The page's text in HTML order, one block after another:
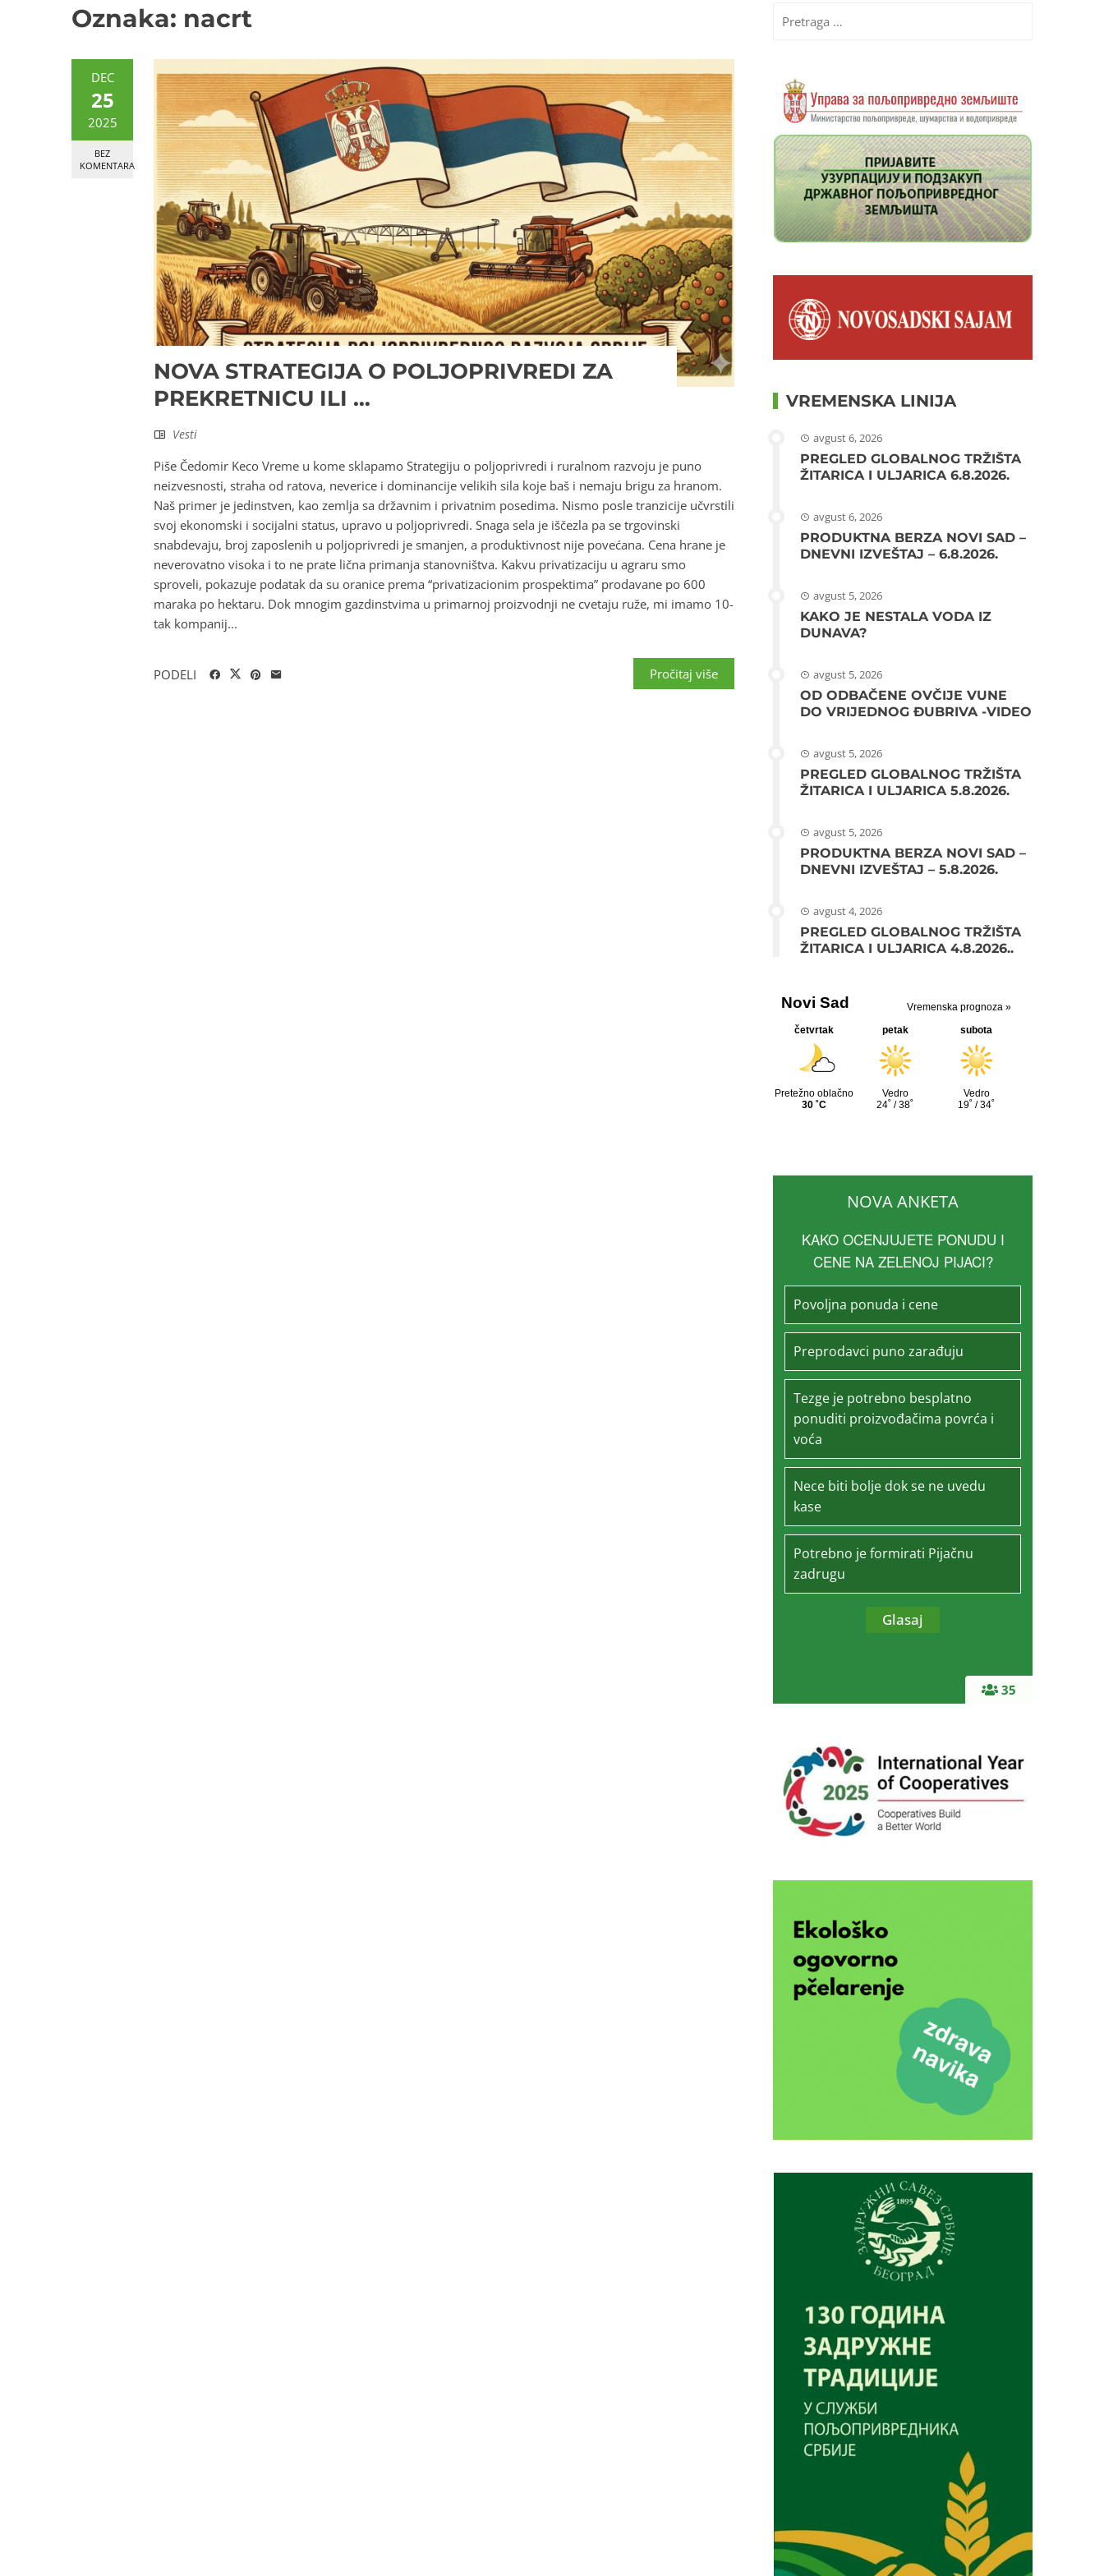
Oznaka: nacrt
DEC
25
2025
BEZ
KOMENTARA
NOVA STRATEGIJA O POLJOPRIVREDI ZA
PREKRETNICU ILI …
Vesti
Piše Čedomir Keco Vreme u kome sklapamo Strategiju o poljoprivredi i ruralnom razvoju je puno
neizvesnosti, straha od ratova, neverice i dominancije velikih sila koje baš i nemaju brigu za hranom.
Naš primer je jedinstven, kao zemlja sa državnim i privatnim posedima. Nismo posle tranzicije učvrstili
svoj ekonomski i socijalni status, upravo u poljoprivredi. Snaga sela je iščezla pa se trgovinski
snabdevaju, broj zaposlenih u poljoprivredi je smanjen, a produktivnost nije povećana. Cena hrane je
neverovatno visoka i to ne prate lična primanja stanovništva. Kakvu privatizaciju u agraru smo
sproveli, pokazuje podatak da su oranice prema “privatizacionim prospektima” prodavane po 600
maraka po hektaru. Dok mnogim gazdinstvima u primarnoj proizvodnji ne cvetaju ruže, mi imamo 10-
tak kompanij...
Pročitaj više
PODELI
za:
VREMENSKA LINIJA
avgust 6, 2026
PREGLED GLOBALNOG TRŽIŠTA
ŽITARICA I ULJARICA 6.8.2026.
avgust 6, 2026
PRODUKTNA BERZA NOVI SAD –
DNEVNI IZVEŠTAJ – 6.8.2026.
avgust 5, 2026
KAKO JE NESTALA VODA IZ
DUNAVA?
avgust 5, 2026
OD ODBAČENE OVČIJE VUNE
DO VRIJEDNOG ĐUBRIVA -VIDEO
avgust 5, 2026
PREGLED GLOBALNOG TRŽIŠTA
ŽITARICA I ULJARICA 5.8.2026.
avgust 5, 2026
PRODUKTNA BERZA NOVI SAD –
DNEVNI IZVEŠTAJ – 5.8.2026.
avgust 4, 2026
PREGLED GLOBALNOG TRŽIŠTA
ŽITARICA I ULJARICA 4.8.2026..
35
NOVA ANKETA
KAKO OCENJUJETE PONUDU I
CENE NA ZELENOJ PIJACI?
Povoljna ponuda i cene
Preprodavci puno zarađuju
Tezge je potrebno besplatno
ponuditi proizvođačima povrća i
voća
Nece biti bolje dok se ne uvedu
kase
Potrebno je formirati Pijačnu
zadrugu